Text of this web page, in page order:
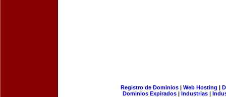
Registro de Dominios| Web Hosting |
Dominios Expirados | Industrias |